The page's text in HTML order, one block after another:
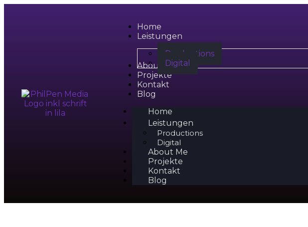
Home
Leistungen
Productions
Digital
About Me
Projekte
Kontakt
Blog
Home
Leistungen
Productions
Digital
About Me
Projekte
Kontakt
Blog